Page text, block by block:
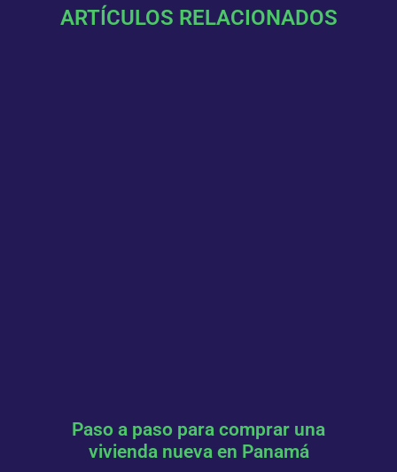
ARTÍCULOS RELACIONADOS
Paso a paso para comprar una
vivienda nueva en Panamá